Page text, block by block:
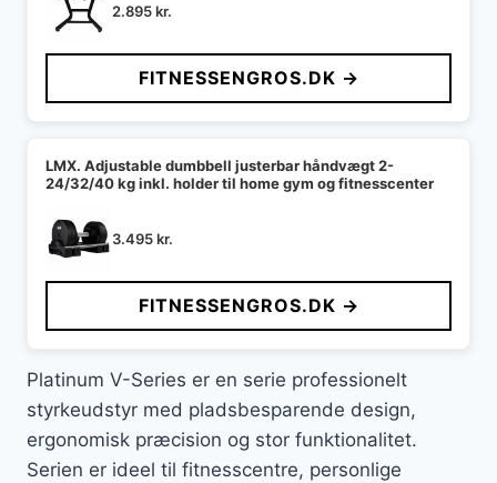
2.895kr.
FITNESSENGROS.DK →
LMX. Adjustable dumbbell justerbar håndvægt 2-
24/32/40 kg inkl. holder til home gym og fitnesscenter
3.495kr.
FITNESSENGROS.DK →
Platinum V-Series er en serie professionelt
styrkeudstyr med pladsbesparende design,
ergonomisk præcision og stor funktionalitet.
Serien er ideel til fitnesscentre, personlige